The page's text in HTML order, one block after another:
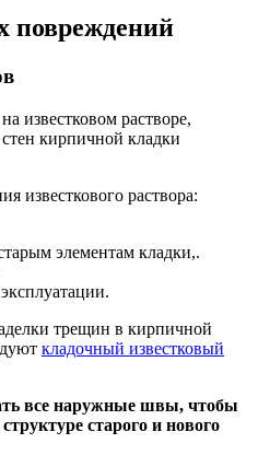
повреждений
известковом растворе,
кирпичной кладки
известкового раствора:
элементам кладки,.
трещин в кирпичной
кладочный известковый
все наружные швы, чтобы
старого и нового